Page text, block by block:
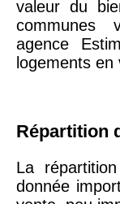
75019 -Paris
19ème
51100 -Reims
75013 -Paris
valeur du
communes
agence
logements
Répartition
La
donnée